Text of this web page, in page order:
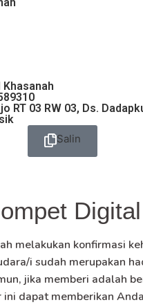
RT 03 RW 03, Ds.
Salin
Digital
melakukan konfirmasi
i sudah merupakan
jika memberi adalah
dapat memberikan